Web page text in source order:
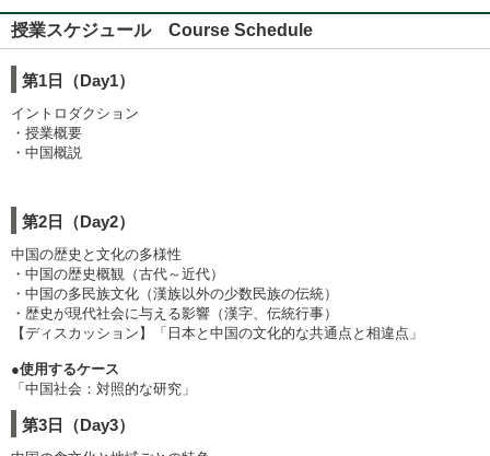
授業スケジュール Course Schedule
第1日（Day1）
イントロダクション
・授業概要
・中国概説
第2日（Day2）
中国の歴史と文化の多様性
・中国の歴史概観（古代～近代）
・中国の多民族文化（漢族以外の少数民族の伝統）
・歴史が現代社会に与える影響（漢字、伝統行事）
【ディスカッション】「日本と中国の文化的な共通点と相違点」
●使用するケース
「中国社会：対照的な研究」
第3日（Day3）